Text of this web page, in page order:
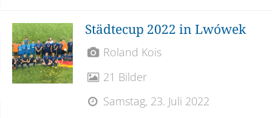
Städtecup 2022 in Lwówek
Roland Kois
21 Bilder
Samstag, 23. Juli 2022